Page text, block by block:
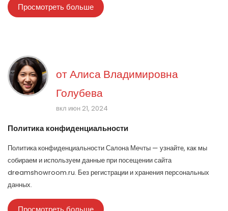
Просмотреть больше
отАлиса Владимировна
Голубева
вкл июн 21, 2024
Политика конфиденциальности
Политика конфиденциальности Салона Мечты — узнайте, как мы
собираем и используем данные при посещении сайта
dreamshowroom.ru. Без регистрации и хранения персональных
данных.